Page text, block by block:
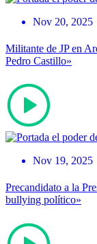
Nov 20, 2025
Militante de JP en
Pedro Castillo»
Nov 19, 2025
Precandidato a la
bullying político»